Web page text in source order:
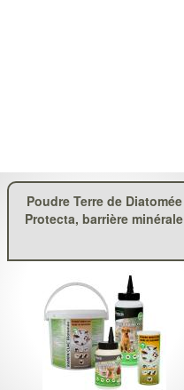
Poudre Terre de Diatomée
Protecta, barrière minérale